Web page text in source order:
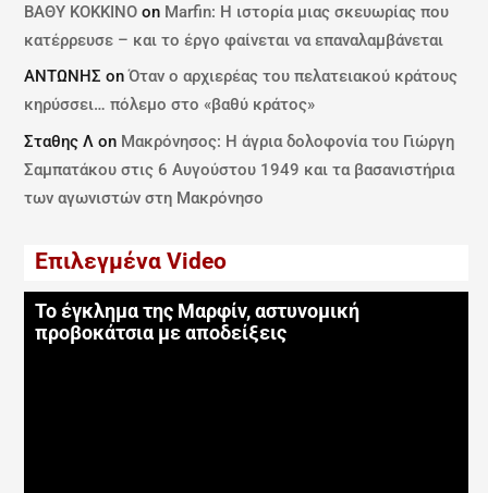
ΒΑΘΥ ΚΟΚΚΙΝΟ on Marfin: Η ιστορία μιας σκευωρίας που
κατέρρευσε – και το έργο φαίνεται να επαναλαμβάνεται
ΑΝΤΩΝΗΣ onΌταν ο αρχιερέας του πελατειακού κράτους
κηρύσσει… πόλεμο στο «βαθύ κράτος»
Σταθης Λ on Μακρόνησος: Η άγρια δολοφονία του Γιώργη
Σαμπατάκου στις 6 Αυγούστου 1949 και τα βασανιστήρια
των αγωνιστών στη Μακρόνησο
Επιλεγμένα Video
Το έγκλημα της Μαρφίν, αστυνομική
προβοκάτσια με αποδείξεις